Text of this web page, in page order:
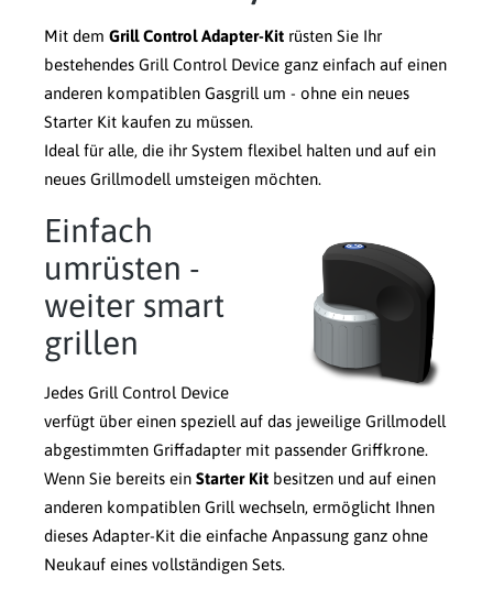
Mit dem Grill Control Adapter-Kit rüsten Sie Ihr
bestehendes Grill Control Device ganz einfach auf einen
anderen kompatiblen Gasgrill um - ohne ein neues
Starter Kit kaufen zu müssen.
Ideal für alle, die ihr System flexibel halten und auf ein
neues Grillmodell umsteigen möchten.
Einfach
umrüsten -
weiter smart
grillen
Jedes Grill Control Device
verfügt über einen speziell auf das jeweilige Grillmodell
abgestimmten Griffadapter mit passender Griffkrone.
Wenn Sie bereits ein Starter Kit besitzen und auf einen
anderen kompatiblen Grill wechseln, ermöglicht Ihnen
dieses Adapter-Kit die einfache Anpassung ganz ohne
Neukauf eines vollständigen Sets.